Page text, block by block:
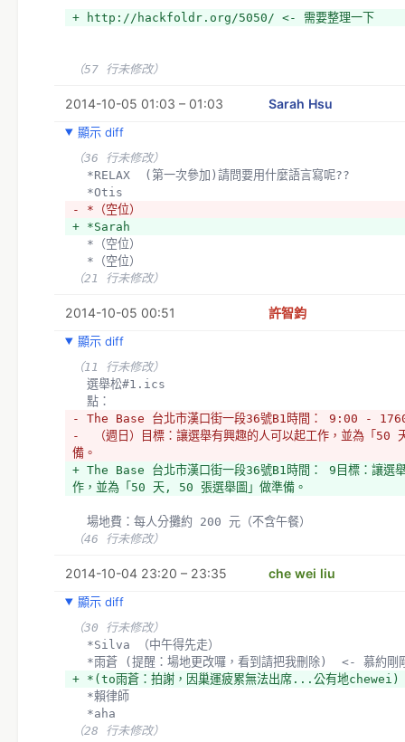
+ http://hackfoldr.org/5050/ <- 需要整理一下
（57 行未修改）
2014-10-05 01:03 – 01:03 Sarah Hsu
顯示 diff
（36 行未修改）
  *RELAX  (第一次參加)請問要用什麼語言寫呢??
  *Otis
- *（空位）
+ *Sarah
  *（空位）
  *（空位）
（21 行未修改）
2014-10-05 00:51 許智鈞
顯示 diff
（11 行未修改）
  選舉松#1.ics
  點：
- The Base 台北市漢口街一段36號B1時間： 9:00 -
-  （週日）目標：讓選舉有興趣的人可以起工作，並為「50
備。
+ The Base 台北市漢口街一段36號B1時間： 9目標：讓選
作，並為「50 天, 50 張選舉圖」做準備。
  場地費：每人分攤約 200 元（不含午餐）
（46 行未修改）
2014-10-04 23:20 – 23:35 che wei liu
顯示 diff
（30 行未修改）
  *Silva （中午得先走）
*雨蒼 (提醒：場地更改囉，看到請把我刪除)  <- 慕約剛
+ *(to雨蒼：拍謝，因巢運疲累無法出席...公有地chewei)
  *賴律師
  *aha
（28 行未修改）